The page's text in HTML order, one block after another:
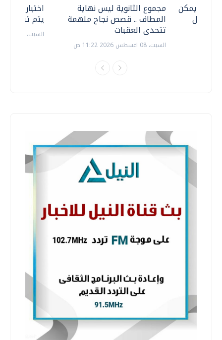
اختبارات
يتم
السبت، 18 يوليو 2026 09:22 ص
مجموع الثانوية ليس نهاية
المطاف .. قصص نجاح ملهمة
تتحدى العقبات
السبت، 08 اغسطس 2026 11:22 ص
.. هل يمكن
نتعامل